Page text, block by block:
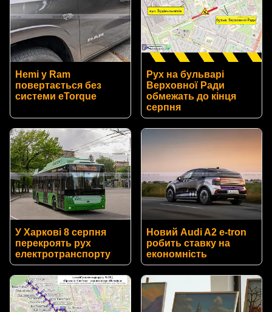
Hemi у Ram
повертається без
системи eTorque
Рух на бульварі
Верховної Ради
обмежать до кінця
серпня
У Харкові 8 серпня
перекроять рух
електротранспорту
Новий Audi A2 e-tron
робить ставку на
економність